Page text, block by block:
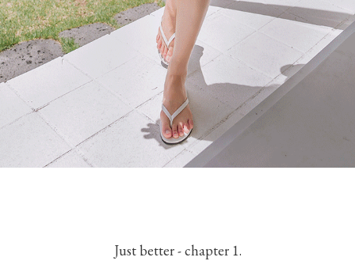
Just better - chapter 1.